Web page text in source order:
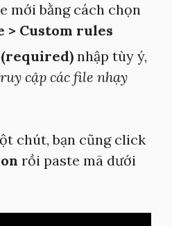
mới bằng cách chọn
> Custom rules
(required) nhập tùy ý,
cập các file nhạy
chút, bạn cũng click
rồi paste mã dưới